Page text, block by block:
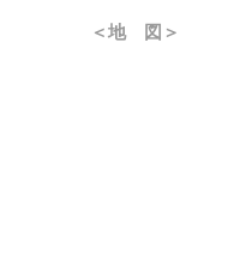
＜地 図＞